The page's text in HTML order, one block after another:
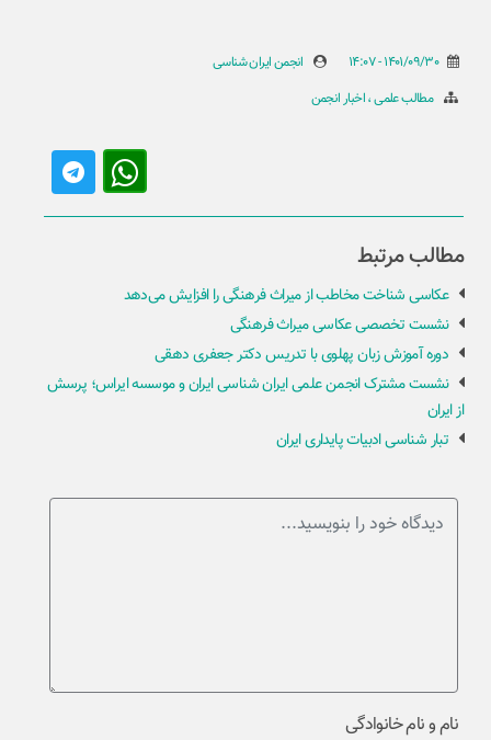
1401/09/30 - 14:07
انجمن ایران شناسی
مطالب علمی اخبار انجمن
مطالب مرتبط
عکاسی شناخت مخاطب از میراث فرهنگی را افزایش می‌دهد
نشست تخصصی عکاسی میراث فرهنگی
دوره آموزش زبان پهلوی با تدریس دکتر جعفری دهقی
نشست مشترک انجمن علمی ایران شناسی ایران و موسسه ایراس؛ پرسش
از ایران
تبار شناسی ادبیات پایداری ایران
نام و نام خانوادگی